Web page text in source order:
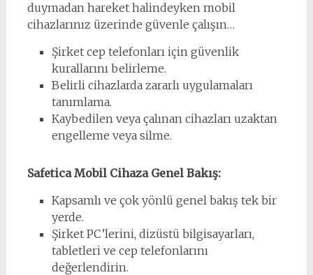
duymadan hareket halindeyken mobil
cihazlarınız üzerinde güvenle çalışın…
Şirket cep telefonları için güvenlik
kurallarını belirleme.
Belirli cihazlarda zararlı uygulamaları
tanımlama.
Kaybedilen veya çalınan cihazları uzaktan
engelleme veya silme.
Safetica Mobil Cihaza Genel Bakış:
Kapsamlı ve çok yönlü genel bakış tek bir
yerde.
Şirket PC’lerini, dizüstü bilgisayarları,
tabletleri ve cep telefonlarını
değerlendirin.